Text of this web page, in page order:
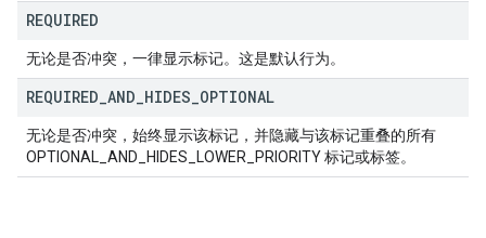
REQUIRED
无论是否冲突，一律显示标记。这是默认行为。
REQUIRED AND HIDES OPTIONAL
无论是否冲突，始终显示该标记，并隐藏与该标记重叠的所有
OPTIONAL_AND_HIDES_LOWER_PRIORITY 标记或标签。